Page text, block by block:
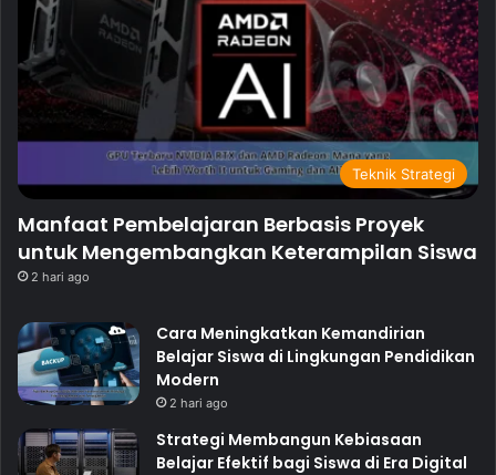
Teknik Strategi
Manfaat Pembelajaran Berbasis Proyek
untuk Mengembangkan Keterampilan Siswa
2 hari ago
Cara Meningkatkan Kemandirian
Belajar Siswa di Lingkungan Pendidikan
Modern
2 hari ago
Strategi Membangun Kebiasaan
Belajar Efektif bagi Siswa di Era Digital